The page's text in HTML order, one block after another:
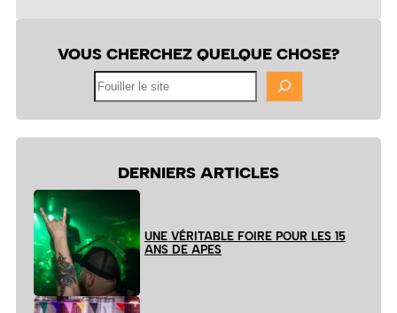
VOUS CHERCHEZ QUELQUE CHOSE?
DERNIERS ARTICLES
UNE VÉRITABLE FOIRE POUR LES 15
ANS DE APES